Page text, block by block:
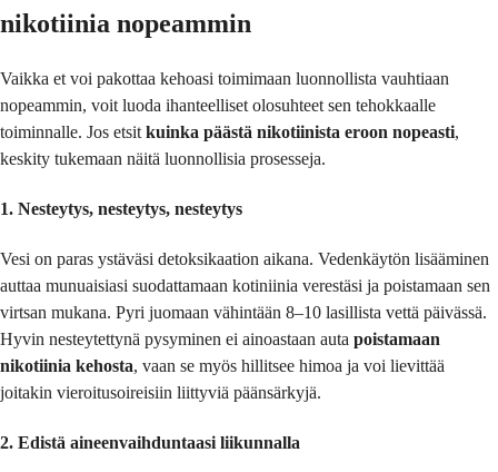
nikotiinia nopeammin
Vaikka et voi pakottaa kehoasi toimimaan luonnollista vauhtiaan
nopeammin, voit luoda ihanteelliset olosuhteet sen tehokkaalle
toiminnalle. Jos etsit kuinka päästä nikotiinista eroon nopeasti,
keskity tukemaan näitä luonnollisia prosesseja.
1. Nesteytys, nesteytys, nesteytys
Vesi on paras ystäväsi detoksikaation aikana. Vedenkäytön lisääminen
auttaa munuaisiasi suodattamaan kotiniinia verestäsi ja poistamaan sen
virtsan mukana. Pyri juomaan vähintään 8–10 lasillista vettä päivässä.
Hyvin nesteytettynä pysyminen ei ainoastaan auta poistamaan
nikotiinia kehosta, vaan se myös hillitsee himoa ja voi lievittää
joitakin vieroitusoireisiin liittyviä päänsärkyjä.
2. Edistä aineenvaihduntaasi liikunnalla